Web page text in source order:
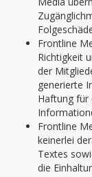
Frontline
Richtigkeit
der
generierte
Haftung für
Frontline
keinerlei
Textes
die